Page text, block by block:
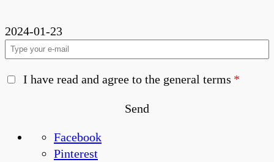
2024-01-23
Newsletter
I have read and agree to the general terms
Send
leave
Facebook
Pinterest